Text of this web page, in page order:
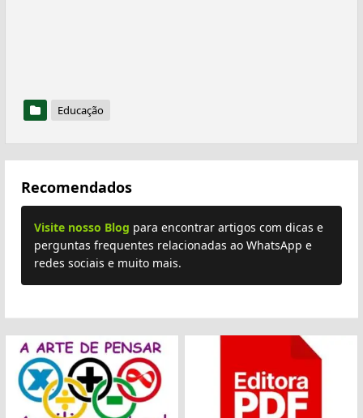
Educação
Recomendados
Visite nosso Blog para encontrar artigos com dicas e
perguntas frequentes relacionadas ao WhatsApp e
redes sociais e muito mais.